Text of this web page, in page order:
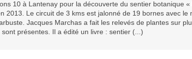
10 à Lantenay pour la découverte du sentier botanique «
2013. Le circuit de 3 kms est jalonné de 19 bornes avec le
Jacques Marchas a fait les relevés de plantes sur
sont présentes. Il a édité un livre : sentier (...)